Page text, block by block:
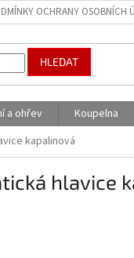
OCHRANY OSOBNÍCH
HLEDAT
a ohřev Koupelna
kapalinová
hlavice